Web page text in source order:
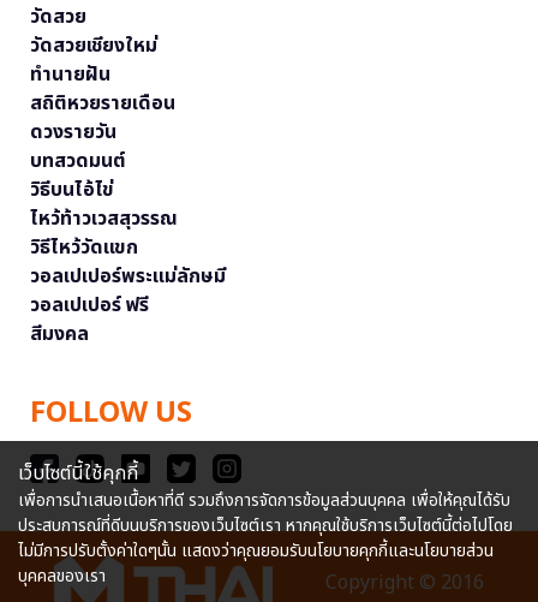
วัดสวย
วัดสวยเชียงใหม่
ทำนายฝัน
สถิติหวยรายเดือน
ดวงรายวัน
บทสวดมนต์
วิธีบนไอ้ไข่
ไหว้ท้าวเวสสุวรรณ
วิธีไหว้วัดแขก
วอลเปเปอร์พระแม่ลักษมี
วอลเปเปอร์ ฟรี
สีมงคล
FOLLOW US
Copyright © 2016
เว็บไซต์นี้ใช้คุกกี้
เพื่อการนำเสนอเนื้อหาที่ดี รวมถึงการจัดการข้อมูลส่วนบุคคล เพื่อให้คุณได้รับ
ประสบการณ์ที่ดีบนบริการของเว็บไซต์เรา หากคุณใช้บริการเว็บไซต์นี้ต่อไปโดย
ไม่มีการปรับตั้งค่าใดๆนั้น แสดงว่าคุณยอมรับนโยบายคุกกี้และนโยบายส่วน
บุคคลของเรา